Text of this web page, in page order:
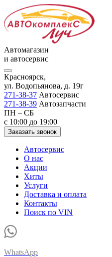
Автомагазин
и автосервис
Красноярск,
ул. Водопьянова, д. 19г
271-38-37 Автосервис
271-38-39 Автозапчасти
ПН – СБ
с 10:00 до 19:00
Заказать звонок
Автосервис
О нас
Акции
Хиты
Услуги
Доставка и оплата
Контакты
Поиск по VIN
WhatsApp